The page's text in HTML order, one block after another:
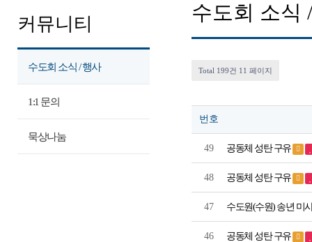
커뮤니티
수도회 소식 / 행사
1:1 문의
묵상나눔
수도회 소식
Total 199건 11 페이지
번호
49 공동체 성탄 구유
48 공동체 성탄 구유
47 수도원(수원) 송년 미
46 공동체 성탄 구유